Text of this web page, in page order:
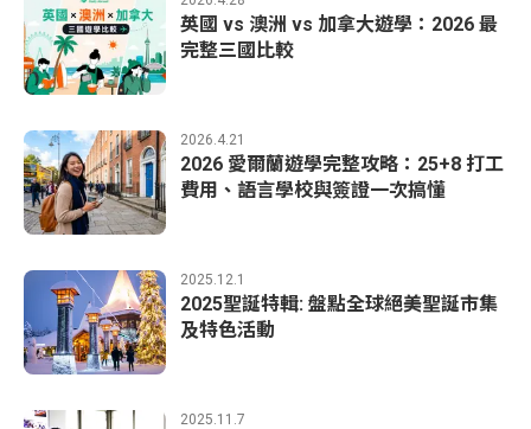
英國 vs 澳洲 vs 加拿大遊學：2026 最
完整三國比較
2026.4.21
2026 愛爾蘭遊學完整攻略：25+8 打工
費用、語言學校與簽證一次搞懂
2025.12.1
2025聖誕特輯: 盤點全球絕美聖誕市集
及特色活動
2025.11.7